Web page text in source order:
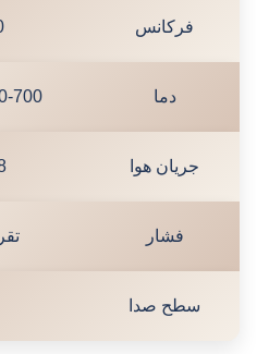
فرکانس
دما 250-700 درجه
جریان هوا
فشار تقریبا
سطح صدا